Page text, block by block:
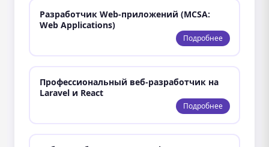
Разработчик Web-приложений (MCSA:
Web Applications)
Подробнее
Профессиональный веб-разработчик на
Laravel и React
Подробнее